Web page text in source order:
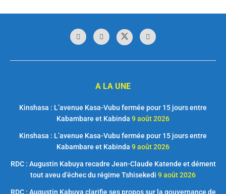
A LA UNE
Kinshasa : L’avenue Kasa-Vubu fermée pour 15 jours entre
Kabambare et Kabinda 9 août 2026
Kinshasa : L’avenue Kasa-Vubu fermée pour 15 jours entre
Kabambare et Kabinda 9 août 2026
RDC : Augustin Kabuya recadre Jean-Claude Katende et dément
tout aveu d’échec du régime Tshisekedi 9 août 2026
RDC : Augustin Kabuya clarifie ses propos sur la gouvernance de